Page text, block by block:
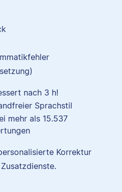
nach 3 h!
Sprachstil
mehr als 15.537
Korrektur
und Musikerziehung
studiert, arbeitet als
Senior-Korrektorin für
Scribbr und begeistert
sich für alles, was mit
Sprache zu tun hat.